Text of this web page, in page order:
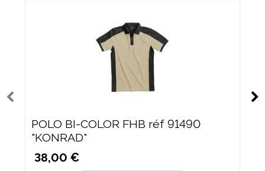
POLO BI-COLOR FHB réf 91490
"KONRAD"
38,00 €